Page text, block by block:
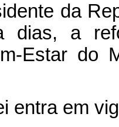
da
dias, a
Estar do
entra em